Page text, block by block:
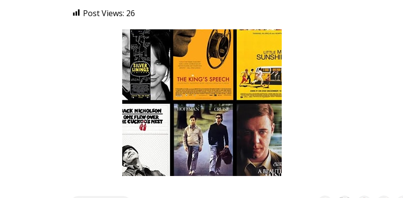
Post Views: 26